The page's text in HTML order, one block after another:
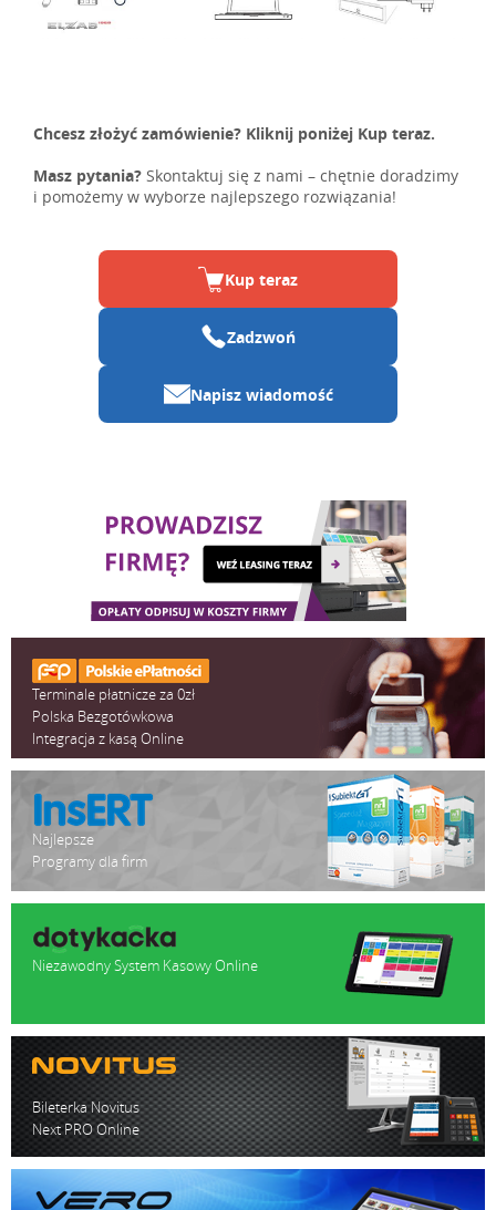
Chcesz złożyć zamówienie? Kliknij poniżej Kup teraz.
Masz pytania? Skontaktuj się z nami – chętnie doradzimy
i pomożemy w wyborze najlepszego rozwiązania!
Kup teraz
Zadzwoń
Napisz wiadomość
Terminale płatnicze za 0zł
Polska Bezgotówkowa
Integracja z kasą Online
Najlepsze
Programy dla firm
Niezawodny System Kasowy Online
Bileterka Novitus
Next PRO Online